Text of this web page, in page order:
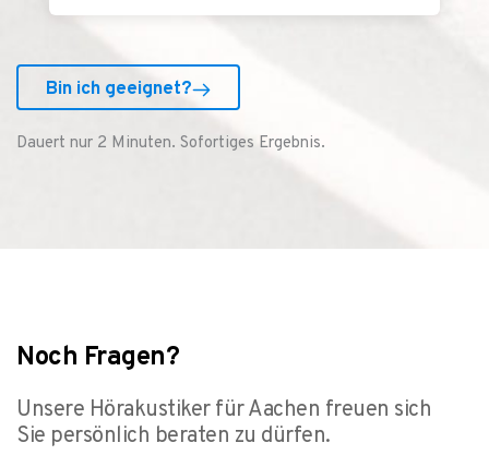
Bin ich geeignet?
Dauert nur 2 Minuten. Sofortiges Ergebnis.
Noch Fragen?
Unsere Hörakustiker für Aachen freuen sich
Sie persönlich beraten zu dürfen.